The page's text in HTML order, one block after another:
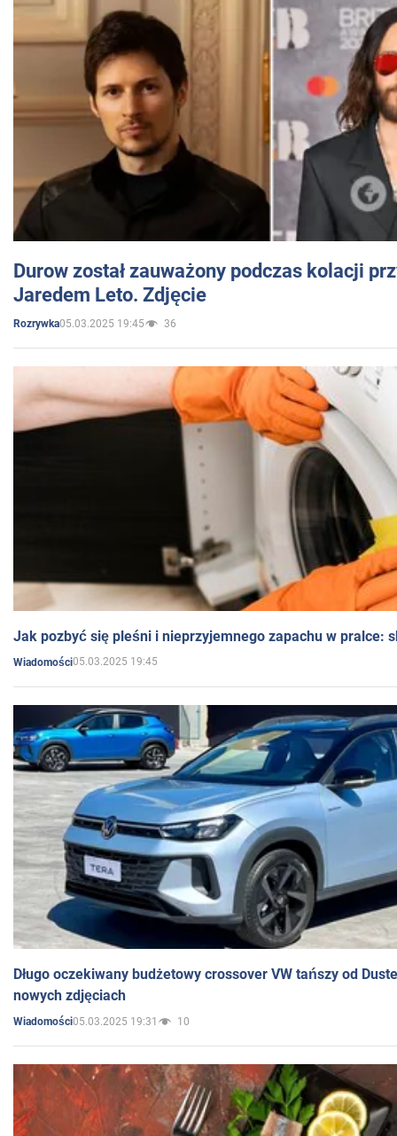
Durow został zauważony podczas kolacji
Jaredem Leto. Zdjęcie
Rozrywka05.03.2025 19:45 36
Jak pozbyć się pleśni i nieprzyjemnego zapachu w pralce:
Wiadomości05.03.2025 19:45
Długo oczekiwany budżetowy crossover VW tańszy od
nowych zdjęciach
Wiadomości05.03.2025 19:31 10